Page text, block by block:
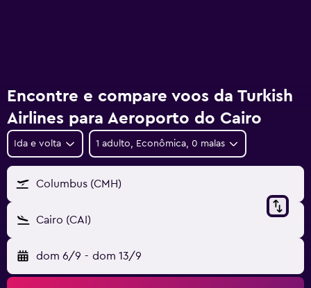
Encontre e compare voos da Turkish
Airlines para Aeroporto do Cairo
Ida e volta 1 adulto, Econômica, 0 malas
Columbus (CMH)
Cairo (CAI)
dom 6/9 - dom 13/9